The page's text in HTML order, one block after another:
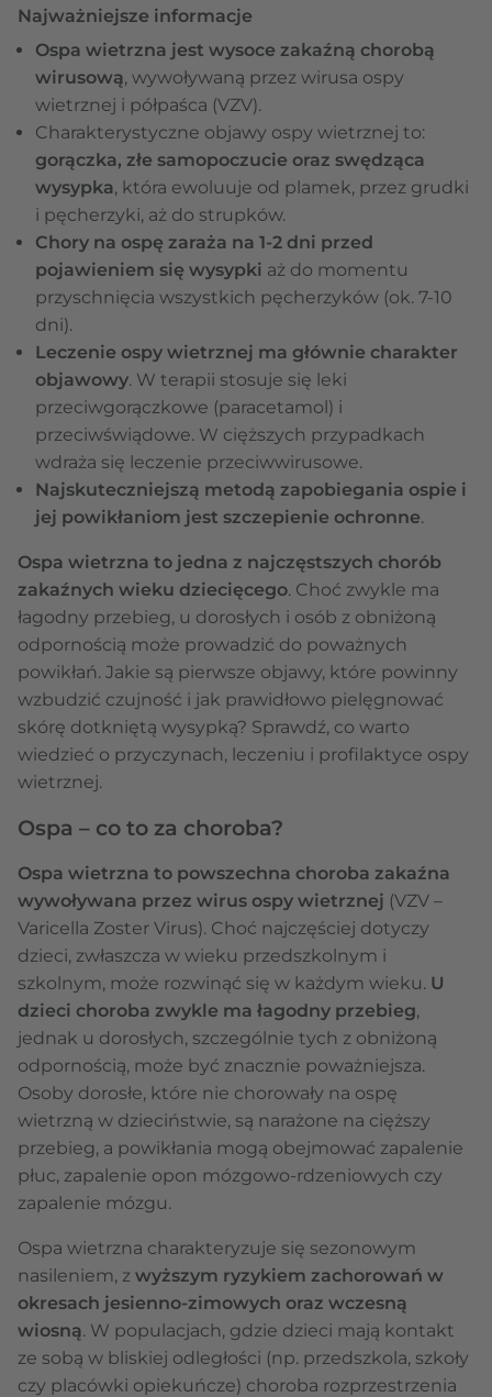
Najważniejsze informacje
Ospa wietrzna jest wysoce zakaźną chorobą
wirusową, wywoływaną przez wirusa ospy
wietrznej i półpaśca (VZV).
Charakterystyczne objawy ospy wietrznej to:
gorączka, złe samopoczucie oraz swędząca
wysypka, która ewoluuje od plamek, przez grudki
i pęcherzyki, aż do strupków.
Chory na ospę zaraża na 1-2 dni przed
pojawieniem się wysypki aż do momentu
przyschnięcia wszystkich pęcherzyków (ok. 7-10
dni).
Leczenie ospy wietrznej ma głównie charakter
objawowy. W terapii stosuje się leki
przeciwgorączkowe (paracetamol) i
przeciwświądowe. W cięższych przypadkach
wdraża się leczenie przeciwwirusowe.
Najskuteczniejszą metodą zapobiegania ospie i
jej powikłaniom jest szczepienie ochronne.
Ospa wietrzna to jedna z najczęstszych chorób
zakaźnych wieku dziecięcego. Choć zwykle ma
łagodny przebieg, u dorosłych i osób z obniżoną
odpornością może prowadzić do poważnych
powikłań. Jakie są pierwsze objawy, które powinny
wzbudzić czujność i jak prawidłowo pielęgnować
skórę dotkniętą wysypką? Sprawdź, co warto
wiedzieć o przyczynach, leczeniu i profilaktyce ospy
wietrznej.
Ospa – co to za choroba?
Ospa wietrzna to powszechna choroba zakaźna
wywoływana przez wirus ospy wietrznej (VZV –
Varicella Zoster Virus). Choć najczęściej dotyczy
dzieci, zwłaszcza w wieku przedszkolnym i
szkolnym, może rozwinąć się w każdym wieku. U
dzieci choroba zwykle ma łagodny przebieg,
jednak u dorosłych, szczególnie tych z obniżoną
odpornością, może być znacznie poważniejsza.
Osoby dorosłe, które nie chorowały na ospę
wietrzną w dzieciństwie, są narażone na cięższy
przebieg, a powikłania mogą obejmować zapalenie
płuc, zapalenie opon mózgowo-rdzeniowych czy
zapalenie mózgu.
Ospa wietrzna charakteryzuje się sezonowym
nasileniem, z wyższym ryzykiem zachorowań w
okresach jesienno-zimowych oraz wczesną
wiosną. W populacjach, gdzie dzieci mają kontakt
ze sobą w bliskiej odległości (np. przedszkola, szkoły
czy placówki opiekuńcze) choroba rozprzestrzenia